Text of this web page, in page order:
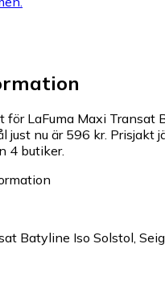
för LaFuma Maxi Transat
just nu är 596 kr. Prisjakt
4 butiker.
Batyline Iso Solstol,